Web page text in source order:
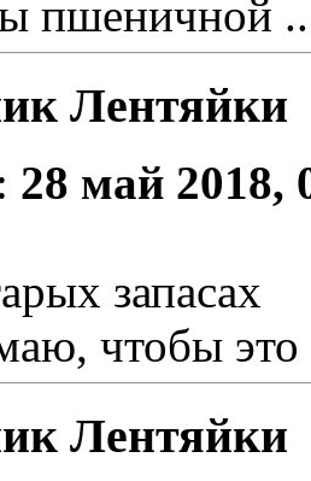
пшеничной
Лентяйки
28 май 2018,
запасах
чтобы это
Лентяйки